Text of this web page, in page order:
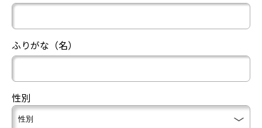
ふりがな（名）
性別